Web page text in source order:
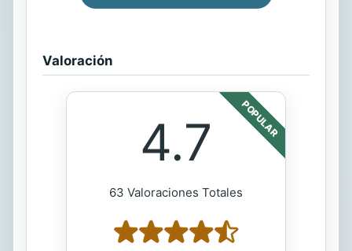
Valoración
POPULAR
4.7
63 Valoraciones Totales